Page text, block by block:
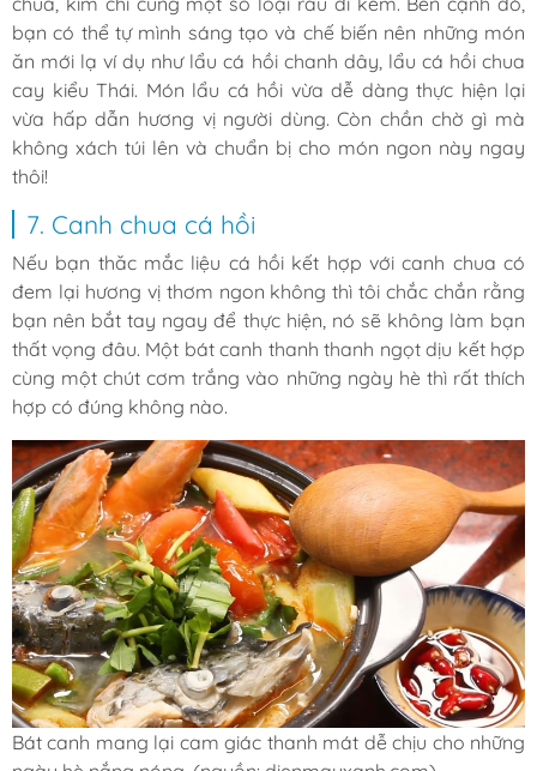
bạn có thể tự mình sáng tạo và chế biến nên những món
ăn mới lạ ví dụ như lẩu cá hồi chanh dây, lẩu cá hồi chua
cay kiểu Thái. Món lẩu cá hồi vừa dễ dàng thực hiện lại
vừa hấp dẫn hương vị người dùng. Còn chần chờ gì mà
không xách túi lên và chuẩn bị cho món ngon này ngay
thôi!
7. Canh chua cá hồi
Nếu bạn thăc mắc liệu cá hồi kết hợp với canh chua có
đem lại hương vị thơm ngon không thì tôi chắc chắn rằng
bạn nên bắt tay ngay để thực hiện, nó sẽ không làm bạn
thất vọng đâu. Một bát canh thanh thanh ngọt dịu kết hợp
cùng một chút cơm trắng vào những ngày hè thì rất thích
hợp có đúng không nào.
Bát canh mang lại cam giác thanh mát dễ chịu cho những